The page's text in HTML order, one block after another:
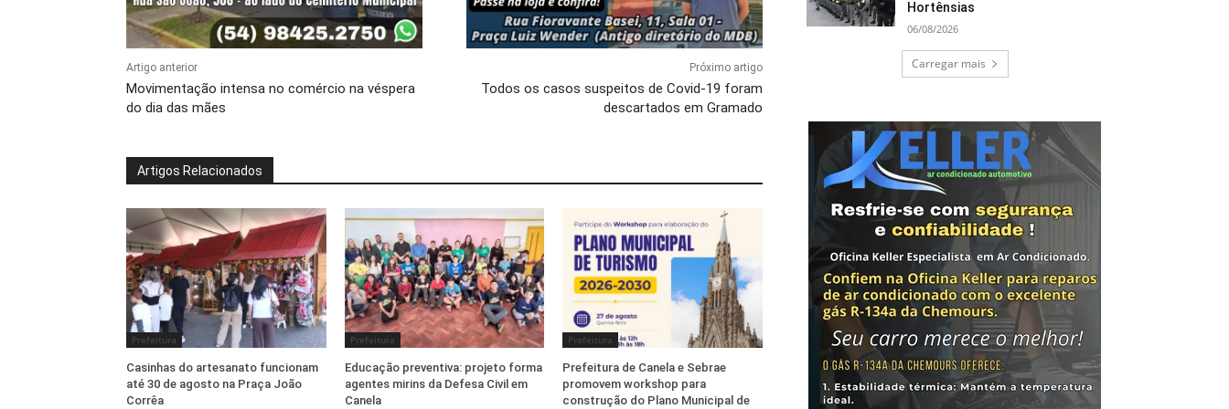
Artigo anterior
Movimentação intensa no comércio na véspera
do dia das mães
Próximo artigo
Todos os casos suspeitos de Covid-19 foram
descartados em Gramado
Artigos Relacionados
Prefeitura
Casinhas do artesanato funcionam
até 30 de agosto na Praça João
Corrêa
Prefeitura
Educação preventiva: projeto forma
agentes mirins da Defesa Civil em
Canela
Prefeitura
Prefeitura de Canela e Sebrae
promovem workshop para
construção do Plano Municipal de
Hortênsias
06/08/2026
Carregar mais